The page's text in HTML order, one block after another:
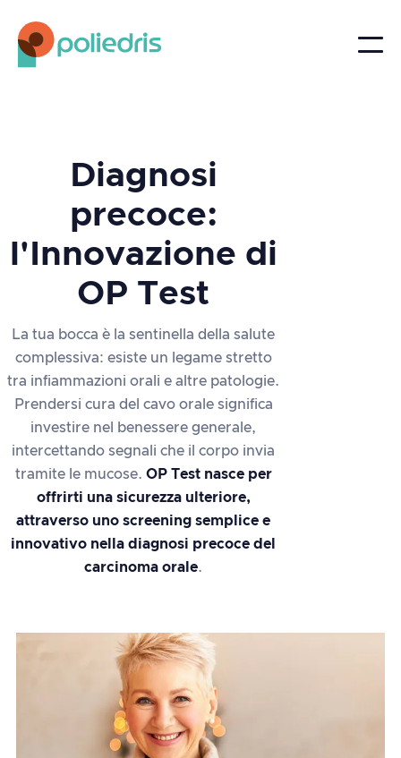
Diagnosi
precoce:
l'Innovazione di
OP Test
La tua bocca è la sentinella della salute
complessiva: esiste un legame stretto
tra infiammazioni orali e altre patologie.
Prendersi cura del cavo orale significa
investire nel benessere generale,
intercettando segnali che il corpo invia
tramite le mucose. OP Test nasce per
offrirti una sicurezza ulteriore,
attraverso uno screening semplice e
innovativo nella diagnosi precoce del
carcinoma orale.